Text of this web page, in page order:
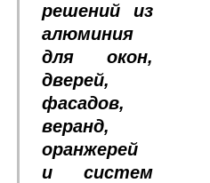
решений из
алюминия
для окон,
дверей,
фасадов,
веранд,
оранжерей
и систем